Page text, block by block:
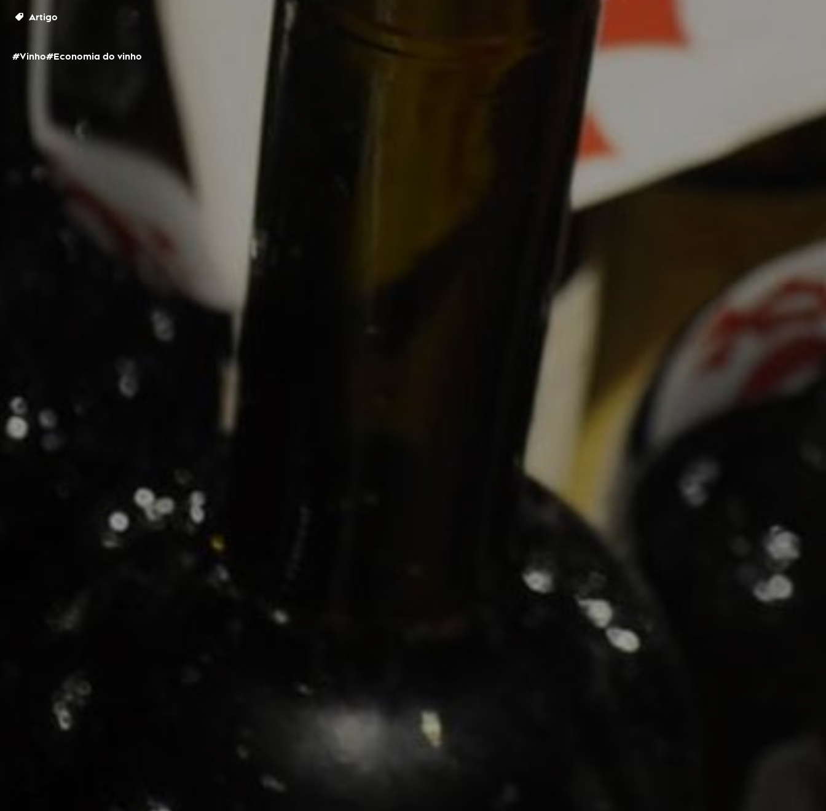
Artigo
#Vinho#Economia do vinho